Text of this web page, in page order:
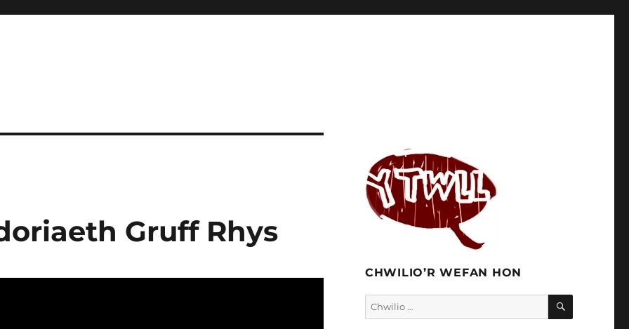
Gruff Rhys
CHWILIO’R WEFAN HON
Chwilio
am:
CHWILIO